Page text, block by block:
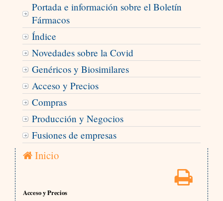
Portada e información sobre el Boletín
Fármacos
Índice
Novedades sobre la Covid
Genéricos y Biosimilares
Acceso y Precios
Compras
Producción y Negocios
Fusiones de empresas
Inicio
Acceso y Precios